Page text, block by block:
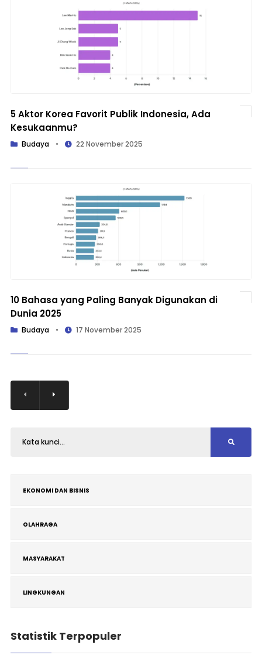
5 Aktor Korea Favorit Publik Indonesia, Ada
Kesukaanmu?
Budaya • 22 November 2025
10 Bahasa yang Paling Banyak Digunakan di
Dunia 2025
Budaya • 17 November 2025
EKONOMI DAN BISNIS
OLAHRAGA
MASYARAKAT
LINGKUNGAN
Statistik Terpopuler